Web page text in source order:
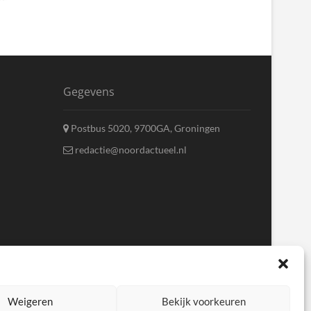
Weigeren Bekijk voorkeuren
Gegevens
Postbus 5020, 9700GA, Groningen
redactie@noordactueel.nl